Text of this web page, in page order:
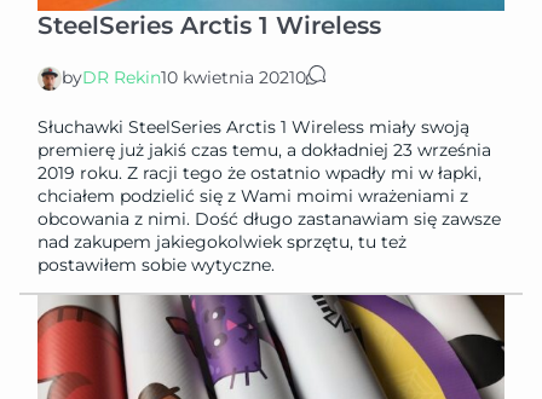
SteelSeries Arctis 1 Wireless
byDR Rekin10 kwietnia 20210
Słuchawki SteelSeries Arctis 1 Wireless miały swoją
premierę już jakiś czas temu, a dokładniej 23 września
2019 roku. Z racji tego że ostatnio wpadły mi w łapki,
chciałem podzielić się z Wami moimi wrażeniami z
obcowania z nimi. Dość długo zastanawiam się zawsze
nad zakupem jakiegokolwiek sprzętu, tu też
postawiłem sobie wytyczne.